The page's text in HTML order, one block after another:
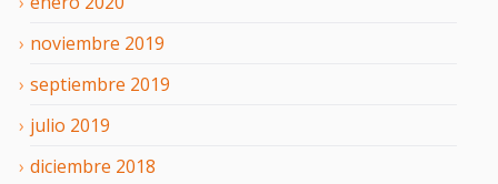
noviembre 2019
septiembre 2019
julio 2019
diciembre 2018